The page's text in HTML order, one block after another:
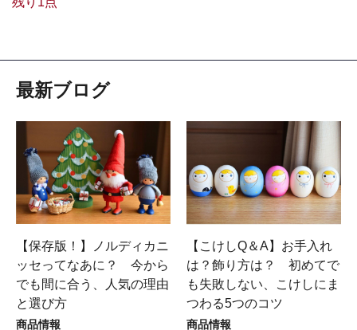
最新ブログ
【保存版！】ノルディカニ
ッセってなあに？ 今から
でも間に合う、人気の理由
と選び方
商品情報
【こけしQ＆A】お手入れ
は？飾り方は？ 初めてで
も失敗しない、こけしにま
つわる5つのコツ
商品情報